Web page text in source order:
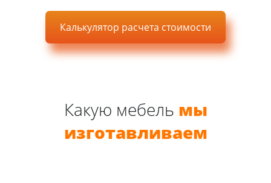
Калькулятор расчета стоимости
Какую мебель мы
изготавливаем